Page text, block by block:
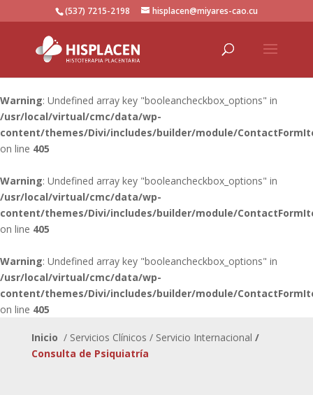
(537) 7215-2198 hisplacen@miyares-cao.cu
Warning: Undefined array key "booleancheckbox_options" in
/usr/local/virtual/cmc/data/wp-
content/themes/Divi/includes/builder/module/
on line 405
Warning: Undefined array key "booleancheckbox_options" in
/usr/local/virtual/cmc/data/wp-
content/themes/Divi/includes/builder/module/
on line 405
Warning: Undefined array key "booleancheckbox_options" in
/usr/local/virtual/cmc/data/wp-
content/themes/Divi/includes/builder/module/
on line 405
Inicio / Servicios Clínicos / Servicio Internacional /
Consulta de Psiquiatría